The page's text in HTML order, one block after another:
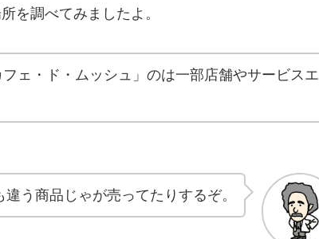
を調べてみましたよ。
ェ・ド・ムッシュ」のは一部店舗やサービスエ
う商品じゃが売ってたりするぞ。